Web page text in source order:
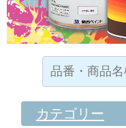
カテゴリー